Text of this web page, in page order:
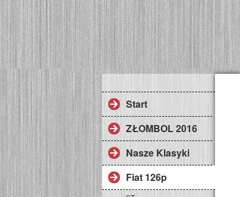
Start
ZŁOMBOL 2016
Nasze Klasyki
Fiat 126p